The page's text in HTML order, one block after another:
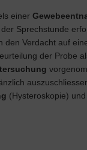
einer
Sprechstunde
den Verdacht auf
der Probe
(Hysteroskopie)